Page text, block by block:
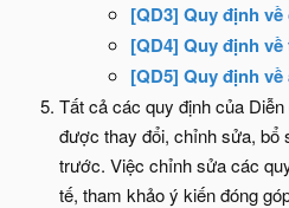
[QD3] Quy định
[QD4] Quy định
[QD5] Quy định về
Tất cả các quy định của
được thay đổi, chỉnh sửa, bổ
trước. Việc chỉnh sửa các
tế, tham khảo ý kiến đóng